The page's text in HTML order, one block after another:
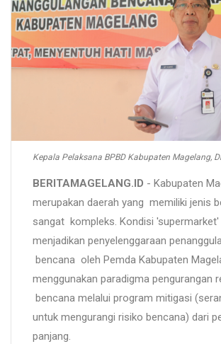
Kepala Pelaksana BPBD Kabupaten Magelang,
BERITAMAGELANG.ID - Kabupaten
merupakan daerah yang memiliki jenis
sangat kompleks. Kondisi 'supermarket'
menjadikan penyelenggaraan
bencana oleh Pemda Kabupaten
menggunakan paradigma pengurangan
bencana melalui program mitigasi
untuk mengurangi risiko bencana) dari
panjang.